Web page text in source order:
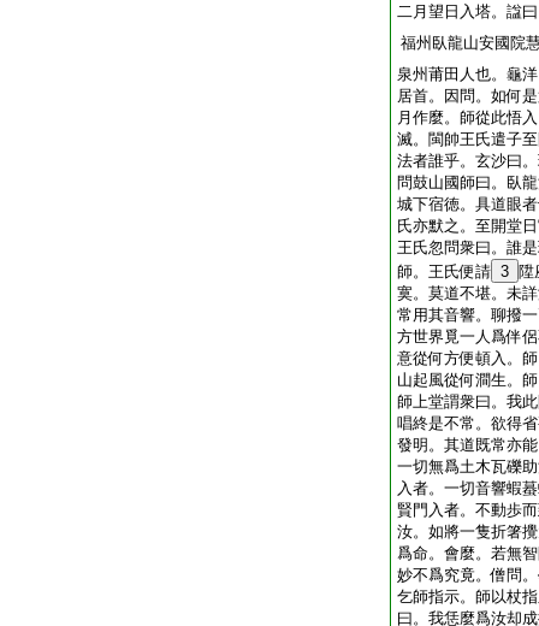
二月望日入塔。諡
福州臥龍山安國院
泉州莆田人也。龜
居首。因問。如何
月作麼。師從此悟
滅。閩帥王氏遣子
法者誰乎。玄沙曰
問鼓山國師曰。臥
城下宿徳。具道眼
氏亦默之。至開堂
王氏忽問衆曰。誰
師。王氏便請 3 陞
寞。莫道不堪。未
常用其音響。聊撥
方世界覓一人爲伴
意從何方便頓入。
山起風從何澗生。
師上堂謂衆曰。我
唱終是不常。欲得
發明。其道既常亦
一切無爲土木瓦礫
入者。一切音響蝦
賢門入者。不動歩
汝。如將一隻折箸
爲命。會麼。若無
妙不爲究竟。僧問
乞師指示。師以杖
曰。我恁麼爲汝却